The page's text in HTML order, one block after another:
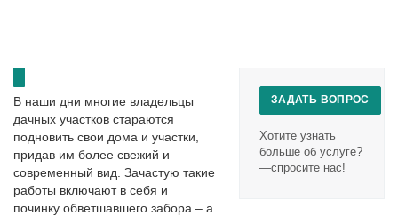
ЗАДАТЬ ВОПРОС
Хотите узнать
больше об услуге?
—спросите нас!
В наши дни многие владельцы
дачных участков стараются
подновить свои дома и участки,
придав им более свежий и
современный вид. Зачастую такие
работы включают в себя и
починку обветшавшего забора – а